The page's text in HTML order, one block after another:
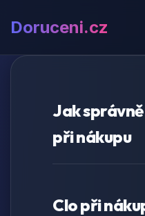
Doruceni.cz
Jak
při nákupu
Clo při